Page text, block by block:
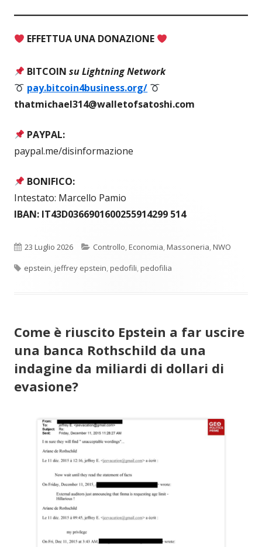
EFFETTUA UNA DONAZIONE
BITCOIN su Lightning Network
pay.bitcoin4business.org/
thatmichael314@walletofsatoshi.com
PAYPAL:
paypal.me/disinformazione
BONIFICO:
Intestato: Marcello Pamio
IBAN: IT43D0366901600255914299 514
Pubblicato
23 Luglio 2026 Categorie
Controllo,Economia,Massoneria,NWO
Tag
epstein,jeffrey epstein,pedofili,pedofilia
Come è riuscito Epstein a far uscire
una banca Rothschild da una
indagine da miliardi di dollari di
evasione?